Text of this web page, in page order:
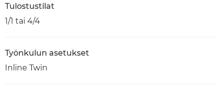
Tulostustilat
1/1 tai 4/4
Työnkulun asetukset
Inline Twin